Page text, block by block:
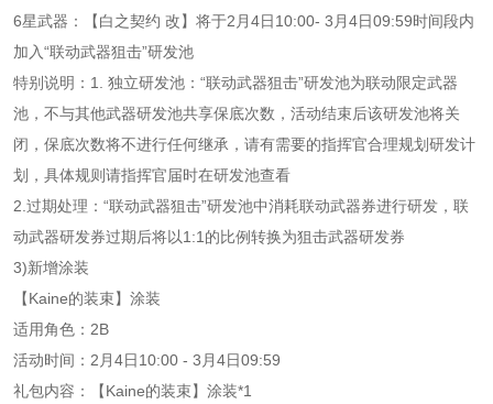
6星武器：【白之契约 改】将于2月4日10:00- 3月4日09:59时间段内
加入“联动武器狙击”研发池
特别说明：1. 独立研发池：“联动武器狙击”研发池为联动限定武器
池，不与其他武器研发池共享保底次数，活动结束后该研发池将关
闭，保底次数将不进行任何继承，请有需要的指挥官合理规划研发计
划，具体规则请指挥官届时在研发池查看
2.过期处理：“联动武器狙击”研发池中消耗联动武器券进行研发，联
动武器研发券过期后将以1:1的比例转换为狙击武器研发券
3)新增涂装
【Kaine的装束】涂装
适用角色：2B
活动时间：2月4日10:00 - 3月4日09:59
礼包内容：【Kaine的装束】涂装*1